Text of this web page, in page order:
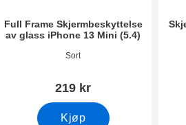
Full Frame Skjermbeskyttelse
av glass iPhone 13 Mini (5.4)
Varenummer 41917
Sort
219 kr
Kjøp